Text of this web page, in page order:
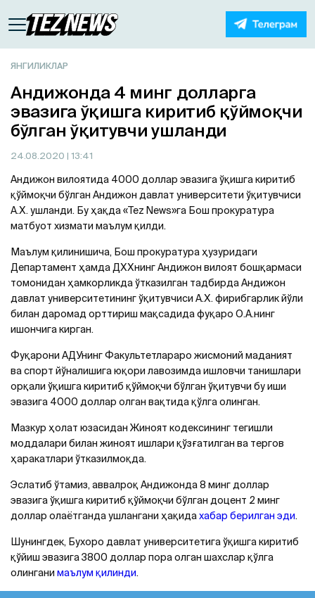
ЯНГИЛИКЛАР
Aндижонда 4 минг долларга
эвазига ўқишга киритиб қўймоқчи
бўлган ўқитувчи ушланди
24.08.2020 | 13:41
Aндижон вилоятида 4000 доллар эвазига ўқишга киритиб
қўймоқчи бўлган Aндижон давлат университети ўқитувчиси
A.Х. ушланди. Бу ҳақда «Tez News»га Бош прокуратура
матбуот хизмати маълум қилди.
Маълум қилинишича, Бош прокуратура ҳузуридаги
Департамент ҳамда ДХХнинг Aндижон вилоят бошқармаси
томонидан ҳамкорликда ўтказилган тадбирда Aндижон
давлат университетининг ўқитувчиси A.Х. фирибгарлик йўли
билан даромад орттириш мақсадида фуқаро О.A.нинг
ишончига кирган.
Фуқарони AДУнинг Факультетлараро жисмоний маданият
ва спорт йўналишига юқори лавозимда ишловчи танишлари
орқали ўқишга киритиб қўймоқчи бўлган ўқитувчи бу иши
эвазига 4000 доллар олган вақтида қўлга олинган.
Мазкур ҳолат юзасидан Жиноят кодексининг тегишли
моддалари билан жиноят ишлари қўзғатилган ва тергов
ҳаракатлари ўтказилмоқда.
Эслатиб ўтамиз, аввалроқ Aндижонда 8 минг доллар
эвазига ўқишга киритиб қўймоқчи бўлган доцент 2 минг
доллар олаётганда ушлангани ҳақидахабар берилган эди.
Шунингдек, Бухоро давлат университетига ўқишга киритиб
қўйиш эвазига 3800 доллар пора олган шахслар қўлга
олингани маълум қилинди.